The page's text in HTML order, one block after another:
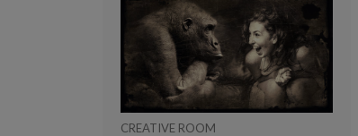
CREATIVE ROOM